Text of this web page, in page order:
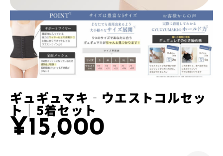
ギュギュマキ‐ウエストコルセッ
ト｜5着セット
¥15,000